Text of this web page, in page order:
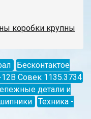
коробки крупны
Бесконтактое
Совек 1135.3734
детали и
Техника -